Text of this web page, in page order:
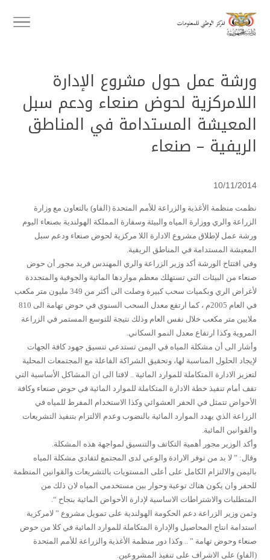
ورشة عمل حول مشروع الإدارة
اللامركزية لحوض صنعاء ودعم سبل
المعيشة المستدامة في المناطق
الريفية – صنعاء
10/11/2014
نظمت منظمة الأغذية والزراعة للأمم المتحدة (الفاو) بالتعاون مع وزارة
الزراعة والري ووزارة المياه والبيئة وسفارة المملكة الهولندية بصنعاء اليوم
ورشة عمل لإطلاق مشروع الادارة اللا مركزية لحوض صنعاء ودعم سبل
المعيشة المستدامة في المناطق الريفية.
وفي افتتاح الورشة أكد وزير الزراعة والري المهندس فريد مجور أن حوض
صنعاء من البيئات التي تستهلك معظم مواردها المائية والجوفية والمتجددة
لأغراض الري وبكميات سحب كبيرة وصلت الى أكثر من 349 مليون متر مكعب
في العام 2005م ، كما ارتفع معدل السحب السنوي في حوض تهامة الى 810
ملايين متر مكعب خلال نفس العام وذلك نتيجة للتوسع المستمر في الزراعة
المروية وكذا ارتفاع معدل النمو السكاني.
وأشار الى أن مشكلة المياه في اليمن تستدعي تنسيق جهود كافة الجهات
لإيجاد الحلول المناسبة لها، وتحقيق الشراكة الفاعلة مع المجتمعات المحلية
لتعزيز الادارة المتكاملة للموارد المائية .. لافتا الى ان المشاكل الأساسية التي
تقف أمام تنفيذ خطة الادارة المتكاملة للموارد المائية في حوض صنعاء وكافة
الأحواض تتمثل في الحفر العشوائي وكذا الاستخدام المفرط للمياه في
الزراعة الذي يهدد الموارد المائية بالنضوب وعدم الالتزام بتنفيذ التشريعات
والقوانين المائية.
وأكد الوزير مجور أهمية التكاتف والتنسيق لمواجهة هذه المشكلة.
وقال: ” لا بد من توفر الارادة والوعي لدى المجتمع لتفادي مشكلة المياه
باليمن والالتزام الكامل على أعلى المستويات بالتشريعات والقوانين المنظمة
للحفر وان يكون هناك توعية وحوار بين مستخدمي المياه لان ذلك من
المتطلبات والاشتراطات الاساسية لإدارة الأحواض المائية بنجاح “.
وثمن وزير الزراعة دعم الحكومة الهولندية على تمويل مشروع ” لامركزية
استدامة انتاج المحاصيل والإدارة المتكاملة للموارد المائية في كلا من حوض
صنعاء وحوض تهامة ” .. وكذا دور منظمة الأغذية والزراعة للأمم المتحدة
(الفاو) على الاشراف على تنفيذ المشروعين.